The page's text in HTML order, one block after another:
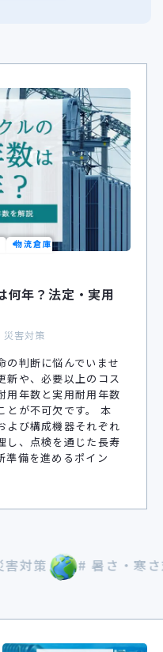
物流倉庫
何年？法定・実用
災害対策
の判断に悩んでいませ
新や、必要以上のコス
用年数と実用耐用年数
とが不可欠です。 本
よび構成機器それぞれ
し、点検を通じた長寿
準備を進めるポイン
対策 # 暑さ・寒さ